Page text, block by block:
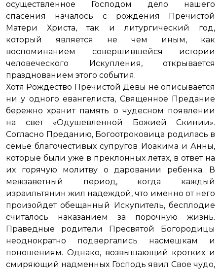
осуществленное Господом дело нашего
спасения началось с рождения Пречистой
Матери Христа, так и литургический год,
который является не чем иным, как
воспоминанием совершившейся истории
человеческого Искупления, открывается
празднованием этого события.
Хотя Рождество Пречистой Девы не описывается
ни у одного евангелиста, Священное Предание
бережно хранит память о чудесном появлении
на свет «Одушевленной Божией Скинии».
Согласно Преданию, Богоотроковица родилась в
семье благочестивых супругов Иоакима и Анны,
которые были уже в преклонных летах, в ответ на
их горячую молитву о даровании ребенка. В
межзаветный период, когда каждый
израильтянин жил надеждой, что именно от него
произойдет обещанный Искупитель, бесплодие
считалось наказанием за порочную жизнь.
Праведные родители Пресвятой Богородицы
неоднократно подвергались насмешкам и
поношениям. Однако, возвышающий кротких и
смиряющий надменных Господь явил Свое чудо,